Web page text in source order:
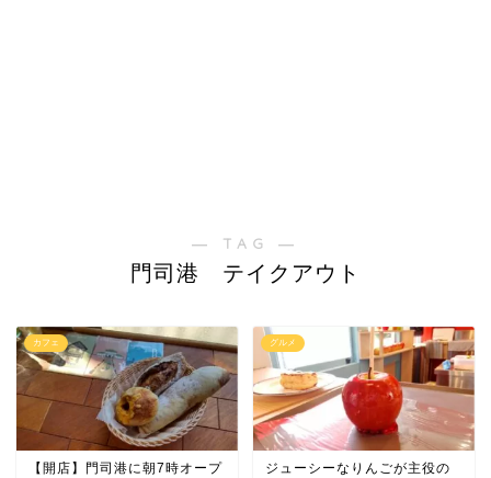
― TAG ―
門司港 テイクアウト
カフェ
【開店】門司港に朝7時オープ
グルメ
ジューシーなりんごが主役の